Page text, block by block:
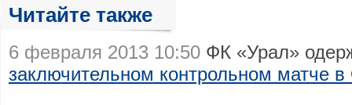
Читайте также
6 февраля 2013 10:50 ФК «Урал»
заключительном контрольном матче